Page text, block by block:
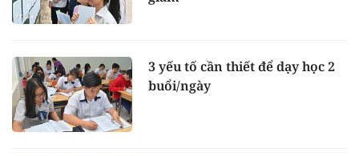
3 yếu tố cần thiết để dạy học 2
buổi/ngày